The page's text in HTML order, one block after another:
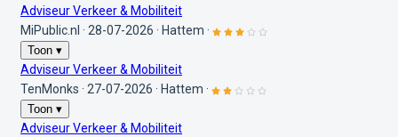
Adviseur Verkeer & Mobiliteit
MiPublic.nl · 28-07-2026 · Hattem ·
Toon ▾
Adviseur Verkeer & Mobiliteit
TenMonks · 27-07-2026 · Hattem ·
Toon ▾
Adviseur Verkeer & Mobiliteit